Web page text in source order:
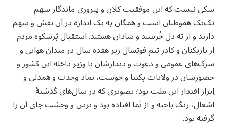
شکی نیست که این موفقیت کلان و پیروزی ماندگار سهم
تک‌تک هموطنان است و همگان به یک اندازه در آن نقش و سهم
دارند و از ته دل خُرسند و شادان هستند. استقبال پُرشکوه مردم
از بازیکنان و کادر تیم فوتسال زیر هفده سال در میدان هوایی و
سرک‌های عمومی و دعوت و دیدارشان با وزیر داخله این کشور و
حضورشان در ولایات پکتیا و خوست، نماد وحدت و همدلی و
اِبراز اقتدار این ملت بود؛ تصویری که در سال‌های گذشتۀ
اشغال، رنگ باخته و از نَما افتاده بود و ترس و وحشت جای آن را
گرفته بود.